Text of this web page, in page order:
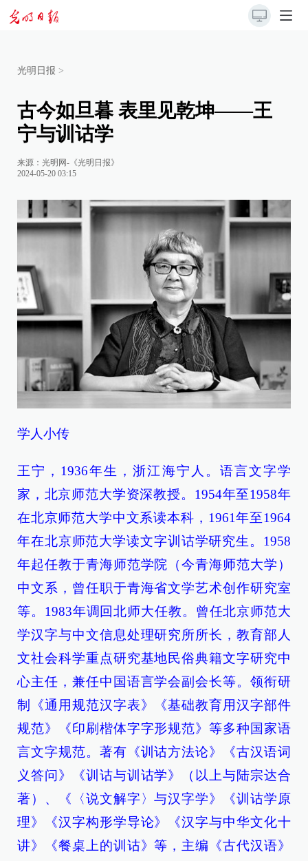
光明日报 >
古今如旦暮 表里见乾坤——王
宁与训诂学
来源： 光明网-《光明日报》
2024-05-20 03:15
学人小传
王宁，1936年生，浙江海宁人。语言文字学
家，北京师范大学资深教授。1954年至1958年
在北京师范大学中文系读本科，1961年至1964
年在北京师范大学读文字训诂学研究生。1958
年起任教于青海师范学院（今青海师范大学）
中文系，曾任职于青海省文学艺术创作研究室
等。1983年调回北师大任教。曾任北京师范大
学汉字与中文信息处理研究所所长，教育部人
文社会科学重点研究基地民俗典籍文字研究中
心主任，兼任中国语言学会副会长等。领衔研
制《通用规范汉字表》《基础教育用汉字部件
规范》《印刷楷体字字形规范》等多种国家语
言文字规范。著有《训诂方法论》《古汉语词
义答问》《训诂与训诂学》（以上与陆宗达合
著）、《〈说文解字〉与汉字学》《训诂学原
理》《汉字构形学导论》《汉字与中华文化十
讲》《餐桌上的训诂》等，主编《古代汉语》